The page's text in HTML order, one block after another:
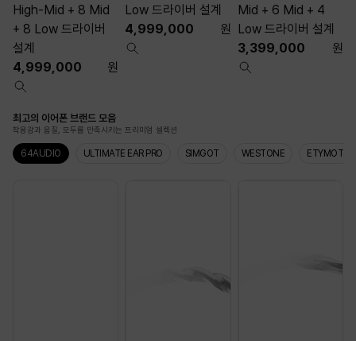
High-Mid + 8 Mid
+ 8 Low 드라이버
설계
4,999,000
원
Low 드라이버 설계
4,999,000
원
Mid + 6 Mid + 4
Low 드라이버 설계
3,399,000
원
최고의 이어폰 브랜드 모음
착용감과 음질, 모두를 만족시키는 프리미엄 셀렉션
64AUDIO ULTIMATE EAR PRO SIMGOT WESTONE ETYMOTIC